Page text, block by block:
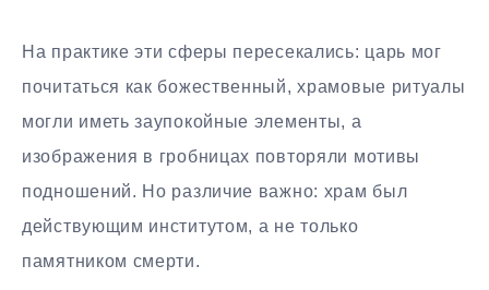
На практике эти сферы пересекались: царь мог
почитаться как божественный, храмовые ритуалы
могли иметь заупокойные элементы, а
изображения в гробницах повторяли мотивы
подношений. Но различие важно: храм был
действующим институтом, а не только
памятником смерти.